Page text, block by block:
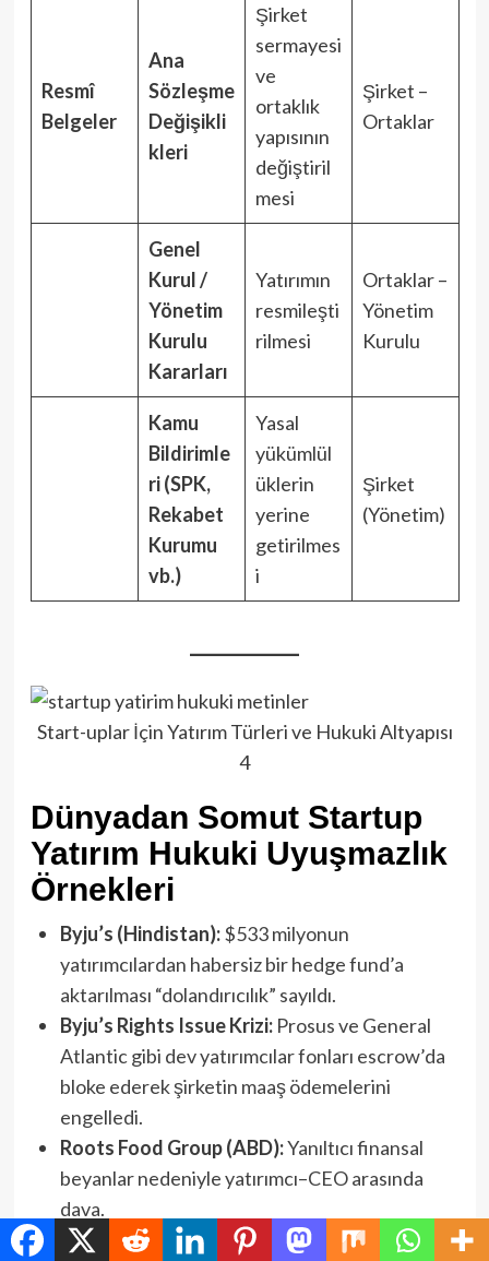
Resmî
Belgeler
Ana
Sözleşme
Değişikli
kleri
Şirket
sermayesi
ve
ortaklık
yapısının
değiştiril
mesi
Şirket –
Ortaklar
Genel
Kurul /
Yönetim
Kurulu
Kararları
Yatırımın
resmileşti
rilmesi
Ortaklar –
Yönetim
Kurulu
Kamu
Bildirimle
ri (SPK,
Rekabet
Kurumu
vb.)
Yasal
yükümlül
üklerin
yerine
getirilmes
i
Şirket
(Yönetim)
Start-uplar İçin Yatırım Türleri ve Hukuki Altyapısı
4
Dünyadan Somut Startup
Yatırım Hukuki Uyuşmazlık
Örnekleri
Byju’s (Hindistan): $533 milyonun
yatırımcılardan habersiz bir hedge fund’a
aktarılması “dolandırıcılık” sayıldı.
Byju’s Rights Issue Krizi: Prosus ve General
Atlantic gibi dev yatırımcılar fonları escrow’da
bloke ederek şirketin maaş ödemelerini
engelledi.
Roots Food Group (ABD):Yanıltıcı finansal
beyanlar nedeniyle yatırımcı–CEO arasında
dava.
Run The World (ABD):
Girişimci ile